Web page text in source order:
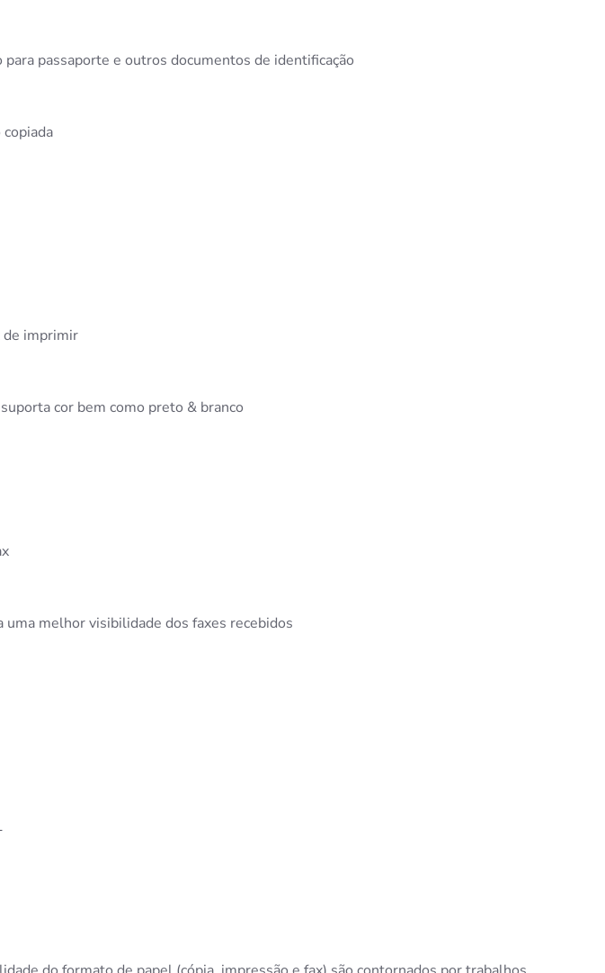
passaporte e outros documentos de identificação
de imprimir
cor bem como preto & branco
uma melhor visibilidade dos faxes recebidos